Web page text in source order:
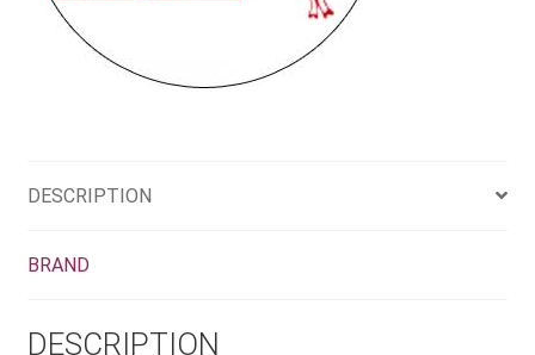
DESCRIPTION
BRAND
DESCRIPTION